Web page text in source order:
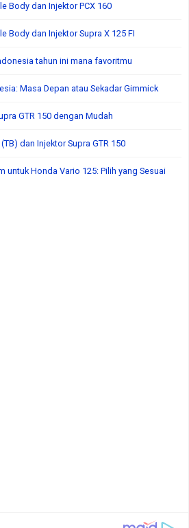
Body dan Injektor PCX 160
Body dan Injektor Supra X 125 FI
tahun ini mana favoritmu
Masa Depan atau Sekadar Gimmick
GTR 150 dengan Mudah
dan Injektor Supra GTR 150
untuk Honda Vario 125: Pilih yang Sesuai